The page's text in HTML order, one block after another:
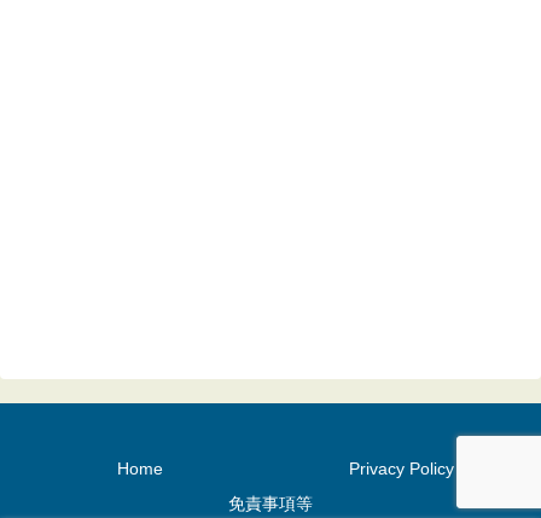
Home
Privacy Policy
免責事項等